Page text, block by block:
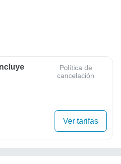
Política de
cancelación
Ver tarifas